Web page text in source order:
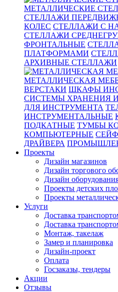
МЕТАЛЛИЧЕСКИЕ
СТЕЛЛАЖИ
КОЛЕС СТЕЛЛАЖИ С
СТЕЛЛАЖИ
ФРОНТАЛЬНЫЕ
ПЛАТФОРМАМИ
АРХИВНЫЕ СТЕЛЛАЖИ
МЕТАЛЛИЧЕСКАЯ
ВЕРСТАКИ ШКАФЫ
СИСТЕМЫ ХРАНЕНИЯ
ДЛЯ ИНСТРУМЕНТА
ИНСТРУМЕНТАЛЬНЫЕ
ПОДКАТНЫЕ ТУМБЫ
КОМПЬЮТЕРНЫЕ
ДРАЙВЕРА
Проекты
Дизайн магазинов
Дизайн торгового
Дизайн
Проекты детских
Проекты
Услуги
Доставка
Доставка
Монтаж, такелаж
Замер и планировка
Дизайн-проект
Оплата
Госзаказы, тендеры
Акции
Отзывы